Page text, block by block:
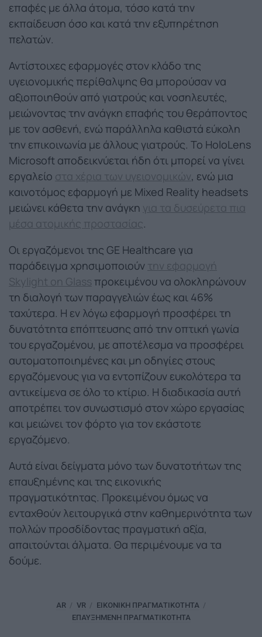
επαφές με άλλα άτομα, τόσο κατά την
εκπαίδευση όσο και κατά την εξυπηρέτηση
πελατών.
Αντίστοιχες εφαρμογές στον κλάδο της
υγειονομικής περίθαλψης θα μπορούσαν να
αξιοποιηθούν από γιατρούς και νοσηλευτές,
μειώνοντας την ανάγκη επαφής του θεράποντος
με τον ασθενή, ενώ παράλληλα καθιστά εύκολη
την επικοινωνία με άλλους γιατρούς. Το HoloLens
Microsoft αποδεικνύεται ήδη ότι μπορεί να γίνει
εργαλείο στα χέρια των υγειονομικών, ενώ μια
καινοτόμος εφαρμογή με Mixed Reality headsets
μειώνει κάθετα την ανάγκη για τα δυσεύρετα πια
μέσα ατομικής προστασίας.
Οι εργαζόμενοι της GE Healthcare για
παράδειγμα χρησιμοποιούν την εφαρμογή
Skylight on Glass προκειμένου να ολοκληρώνουν
τη διαλογή των παραγγελιών έως και 46%
ταχύτερα. Η εν λόγω εφαρμογή προσφέρει τη
δυνατότητα επόπτευσης από την οπτική γωνία
του εργαζομένου, με αποτέλεσμα να προσφέρει
αυτοματοποιημένες και μη οδηγίες στους
εργαζόμενους για να εντοπίζουν ευκολότερα τα
αντικείμενα σε όλο το κτίριο. Η διαδικασία αυτή
αποτρέπει τον συνωστισμό στον χώρο εργασίας
και μειώνει τον φόρτο για τον εκάστοτε
εργαζόμενο.
Αυτά είναι δείγματα μόνο των δυνατοτήτων της
επαυξημένης και της εικονικής
πραγματικότητας. Προκειμένου όμως να
ενταχθούν λειτουργικά στην καθημερινότητα των
πολλών προσδίδοντας πραγματική αξία,
απαιτούνται άλματα. Θα περιμένουμε να τα
δούμε.
AR VR
ΕΙΚΟΝΙΚΉ ΠΡΑΓΜΑΤΙΚΌΤΗΤΑ
ΕΠΑΥΞΗΜΈΝΗ ΠΡΑΓΜΑΤΙΚΌΤΗΤΑ